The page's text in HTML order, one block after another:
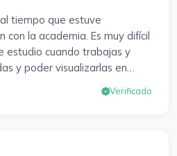
tiempo que estuve
con la academia. Es muy difícil
estudio cuando trabajas y
y poder visualizarlas en
veces que sea necesario, se
que el trabajo de estudio
y dispuestos para
Verificado